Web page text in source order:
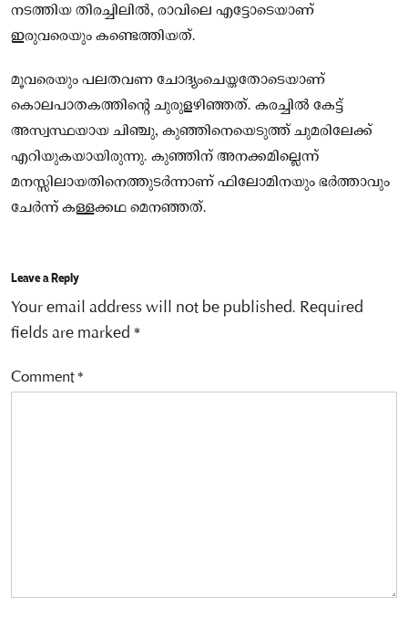
നടത്തിയ തിരച്ചിലില്‍, രാവിലെ എട്ടോടെയാണ്
ഇരുവരെയും കണ്ടെത്തിയത്.
മൂവരെയും പലതവണ ചോദ്യംചെയ്തതോടെയാണ്
കൊലപാതകത്തിന്റെ ചുരുളഴിഞ്ഞത്. കരച്ചില്‍ കേട്ട്
അസ്വസ്ഥയായ ചിഞ്ചു, കുഞ്ഞിനെയെടുത്ത് ചുമരിലേക്ക്
എറിയുകയായിരുന്നു. കുഞ്ഞിന് അനക്കമില്ലെന്ന്
മനസ്സിലായതിനെത്തുടർന്നാണ് ഫിലോമിനയും ഭർത്താവും
ചേർന്ന് കള്ളക്കഥ മെനഞ്ഞത്.
Leave a Reply
Your email address will not be published. Required
fields are marked *
Comment*